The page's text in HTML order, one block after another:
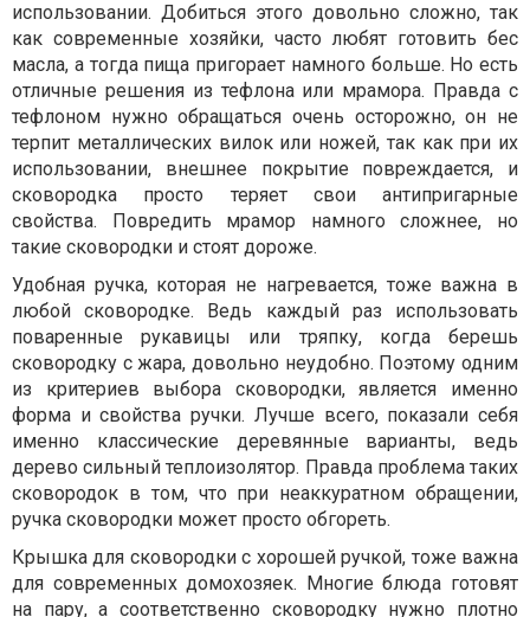
использовании. Добиться этого довольно сложно, так
как современные хозяйки, часто любят готовить бес
масла, а тогда пища пригорает намного больше. Но есть
отличные решения из тефлона или мрамора. Правда с
тефлоном нужно обращаться очень осторожно, он не
терпит металлических вилок или ножей, так как при их
использовании, внешнее покрытие повреждается, и
сковородка просто теряет свои антипригарные
свойства. Повредить мрамор намного сложнее, но
такие сковородки и стоят дороже.
Удобная ручка, которая не нагревается, тоже важна в
любой сковородке. Ведь каждый раз использовать
поваренные рукавицы или тряпку, когда берешь
сковородку с жара, довольно неудобно. Поэтому одним
из критериев выбора сковородки, является именно
форма и свойства ручки. Лучше всего, показали себя
именно классические деревянные варианты, ведь
дерево сильный теплоизолятор. Правда проблема таких
сковородок в том, что при неаккуратном обращении,
ручка сковородки может просто обгореть.
Крышка для сковородки с хорошей ручкой, тоже важна
для современных домохозяек. Многие блюда готовят
на пару, а соответственно сковородку нужно плотно